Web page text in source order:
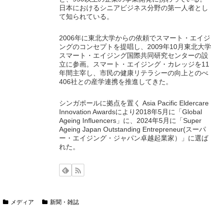
日本におけるシニアビジネス分野の第一人者とし
て知られている。
2006年に東北大学からの依頼でスマート・エイジ
ングのコンセプトを提唱し、2009年10月東北大学
スマート・エイジング国際共同研究センターの設
立に参画。スマート・エイジング・カレッジを11
年間主宰し、市民の健康リテラシーの向上とのべ
406社との産学連携を推進してきた。
シンガポールに拠点を置く Asia Pacific Eldercare
Innovation Awardsにより2018年5月に「Global
Ageing Influencers」に、2024年5月に「Super
Ageing Japan Outstanding Entrepreneur(スーパ
ー・エイジング・ジャパン卓越起業家）」に選ば
れた。
メディア 新聞・雑誌